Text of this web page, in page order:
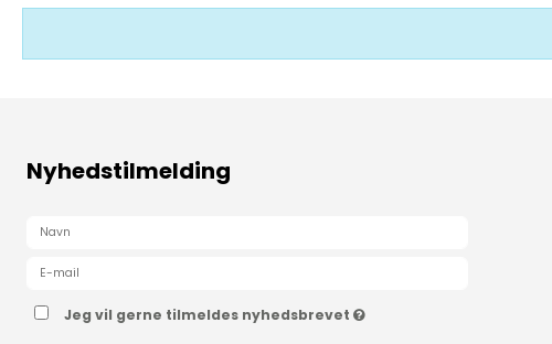
Nyhedstilmelding
Jeg vil gerne tilmeldes nyhedsbrevet